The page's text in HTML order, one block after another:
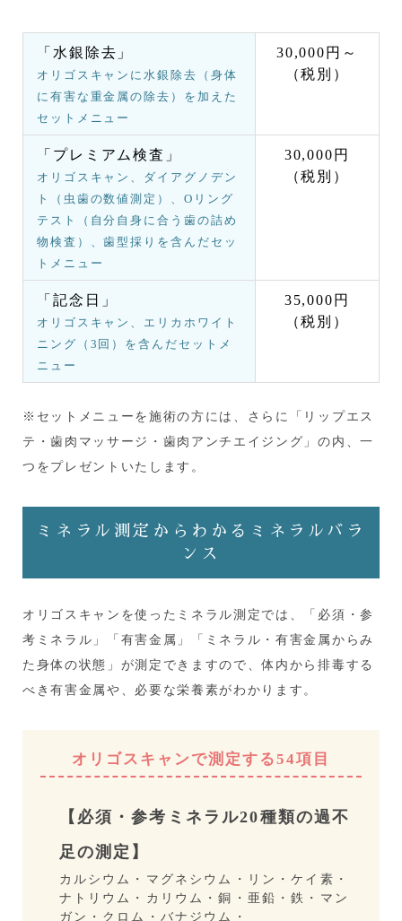
「水銀除去」
オリゴスキャンに水銀除去（身体
に有害な重金属の除去）を加えた
セットメニュー
30,000円～
（税別）
「プレミアム検査」
オリゴスキャン、ダイアグノデン
ト（虫歯の数値測定）、Oリング
テスト（自分自身に合う歯の詰め
物検査）、歯型採りを含んだセッ
トメニュー
30,000円
（税別）
「記念日」
オリゴスキャン、エリカホワイト
ニング（3回）を含んだセットメ
ニュー
35,000円
（税別）
※セットメニューを施術の方には、さらに「リップエス
テ・歯肉マッサージ・歯肉アンチエイジング」の内、一
つをプレゼントいたします。
ミネラル測定からわかるミネラルバラ
ンス
オリゴスキャンを使ったミネラル測定では、「必須・参
考ミネラル」「有害金属」「ミネラル・有害金属からみ
た身体の状態」が測定できますので、体内から排毒する
べき有害金属や、必要な栄養素がわかります。
オリゴスキャンで測定する54項目
【必須・参考ミネラル20種類の過不
足の測定】
カルシウム・マグネシウム・リン・ケイ素・
ナトリウム・カリウム・銅・亜鉛・鉄・マン
ガン・クロム・バナジウム・